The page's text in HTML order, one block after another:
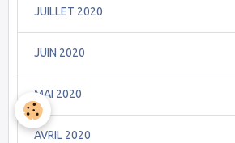
JUILLET 2020
JUIN 2020
MAI 2020
AVRIL 2020